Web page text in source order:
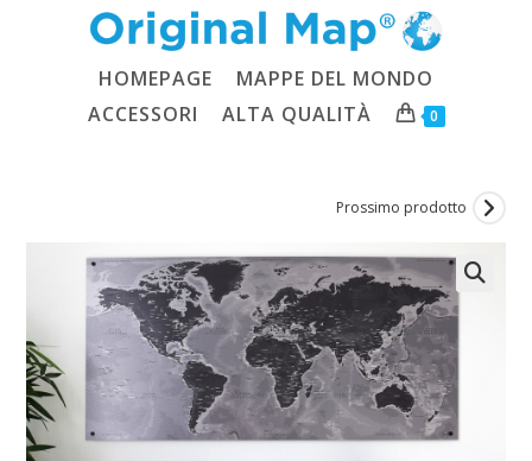
HOMEPAGE
MAPPE DEL MONDO
ACCESSORI
ALTA QUALITÀ 0
Prossimo prodotto